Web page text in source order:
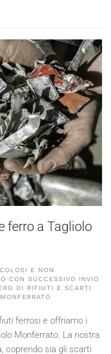
ferro a Tagliolo
E NON
CON SUCCESSIVO INVIO
DI RIFIUTI E SCARTI
ferrosi e offriamo i
Monferrato. La nostra
coprendo sia gli scarti